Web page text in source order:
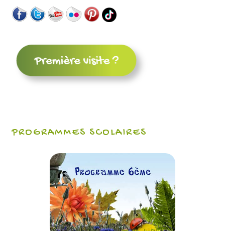
PROGRAMMES SCOLAIRES